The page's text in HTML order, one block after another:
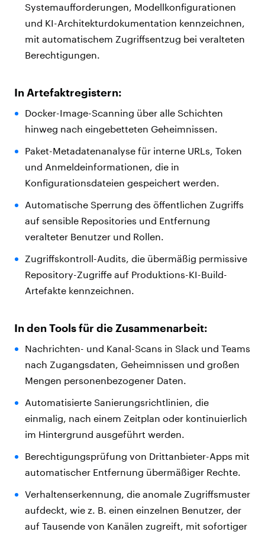
Systemaufforderungen, Modellkonfigurationen
und KI-Architekturdokumentation kennzeichnen,
mit automatischem Zugriffsentzug bei veralteten
Berechtigungen.
In Artefaktregistern:
Docker-Image-Scanning über alle Schichten
hinweg nach eingebetteten Geheimnissen.
Paket-Metadatenanalyse für interne URLs, Token
und Anmeldeinformationen, die in
Konfigurationsdateien gespeichert werden.
Automatische Sperrung des öffentlichen Zugriffs
auf sensible Repositories und Entfernung
veralteter Benutzer und Rollen.
Zugriffskontroll-Audits, die übermäßig permissive
Repository-Zugriffe auf Produktions-KI-Build-
Artefakte kennzeichnen.
In den Tools für die Zusammenarbeit:
Nachrichten- und Kanal-Scans in Slack und Teams
nach Zugangsdaten, Geheimnissen und großen
Mengen personenbezogener Daten.
Automatisierte Sanierungsrichtlinien, die
einmalig, nach einem Zeitplan oder kontinuierlich
im Hintergrund ausgeführt werden.
Berechtigungsprüfung von Drittanbieter-Apps mit
automatischer Entfernung übermäßiger Rechte.
Verhaltenserkennung, die anomale Zugriffsmuster
aufdeckt, wie z. B. einen einzelnen Benutzer, der
auf Tausende von Kanälen zugreift, mit sofortiger